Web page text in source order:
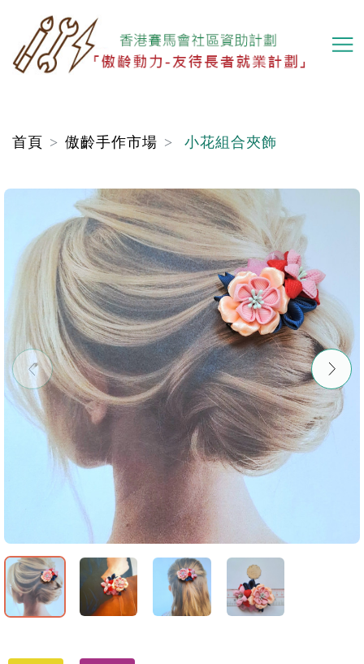
主
內
首頁 傲齡手作市場 小花組合夾飾